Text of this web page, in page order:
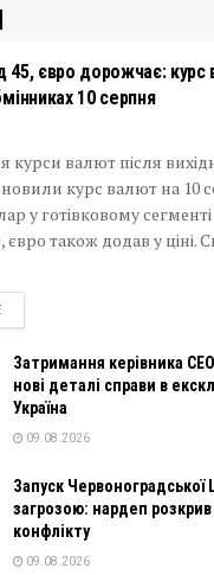
45, євро дорожчає: курс
10 серпня
курси валют після
курс валют на 10
у готівковому
також додав у ціні.
DETAILS
Затримання керівника
нові деталі справи в
Україна
09.08.2026
Запуск Червоноградської
загрозою: нардеп розкрив
конфлікту
09.08.2026